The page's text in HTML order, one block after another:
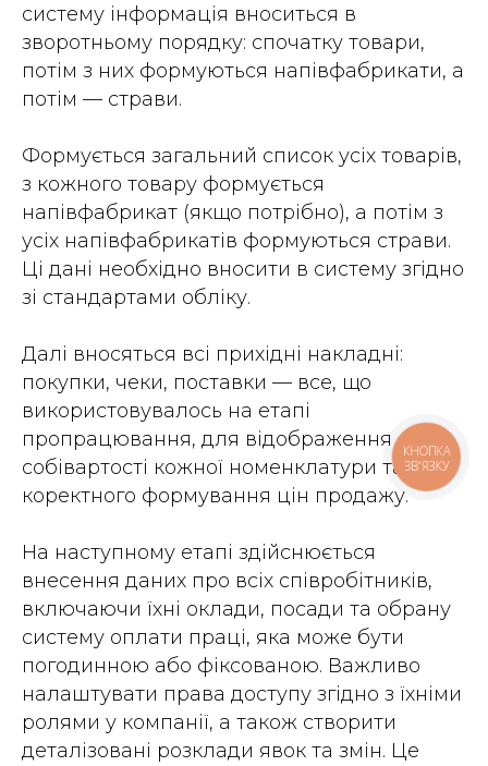
систему інформація вноситься в
зворотньому порядку: спочатку товари,
потім з них формуються напівфабрикати, а
потім — страви.
Формується загальний список усіх товарів,
з кожного товару формується
напівфабрикат (якщо потрібно), а потім з
усіх напівфабрикатів формуються страви.
Ці дані необхідно вносити в систему згідно
зі стандартами обліку.
Далі вносяться всі прихідні накладні:
покупки, чеки, поставки — все, що
використовувалось на етапі
пропрацювання, для відображення
собівартості кожної номенклатури та
коректного формування цін продажу.
На наступному етапі здійснюється
внесення даних про всіх співробітників,
включаючи їхні оклади, посади та обрану
систему оплати праці, яка може бути
погодинною або фіксованою. Важливо
налаштувати права доступу згідно з їхніми
ролями у компанії, а також створити
деталізовані розклади явок та змін. Це
КНОПКА
ЗВ'ЯЗКУ